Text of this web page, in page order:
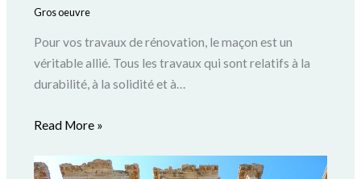
Gros oeuvre
Pour vos travaux de rénovation, le maçon est un
véritable allié. Tous les travaux qui sont relatifs à la
durabilité, à la solidité et à…
Read More »